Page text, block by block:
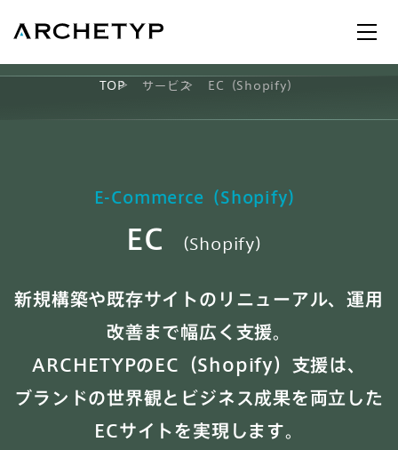
TOP サービス EC（Shopify）
E-Commerce（Shopify）
EC （Shopify）
新規構築や既存サイトのリニューアル、運用
改善まで幅広く支援。
ARCHETYPのEC（Shopify）支援は、
ブランドの世界観とビジネス成果を両立した
ECサイトを実現します。